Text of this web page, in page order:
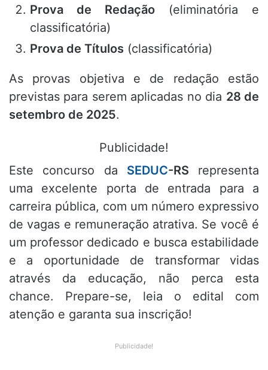
Prova de Redação (eliminatória e
classificatória)
Prova de Títulos (classificatória)
As provas objetiva e de redação estão
previstas para serem aplicadas no dia 28 de
setembro de 2025.
Publicidade!
Este concurso da SEDUC-RS representa
uma excelente porta de entrada para a
carreira pública, com um número expressivo
de vagas e remuneração atrativa. Se você é
um professor dedicado e busca estabilidade
e a oportunidade de transformar vidas
através da educação, não perca esta
chance. Prepare-se, leia o edital com
atenção e garanta sua inscrição!
Publicidade!